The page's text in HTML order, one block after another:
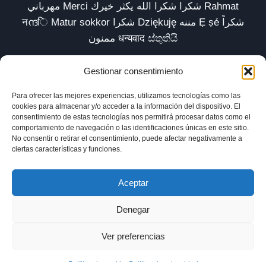
Gestionar consentimiento
Para ofrecer las mejores experiencias, utilizamos tecnologías como las
cookies para almacenar y/o acceder a la información del dispositivo. El
consentimiento de estas tecnologías nos permitirá procesar datos como el
comportamiento de navegación o las identificaciones únicas en este sitio.
No consentir o retirar el consentimiento, puede afectar negativamente a
ciertas características y funciones.
Aceptar
Denegar
Ver preferencias
مهرباني Merci شكرا شكرا الله يكثر خيرك Rahmat
नന്ദि Matur sokkor شكرا Dziękuję مننه Ẹ ṣé شكراً
ممنون धन्यवाद ස්තුතියි
Inicio Biblioteca Parábolas TV
Comunidad
Esencia
Blog
Política de privacidad
Aviso legal
Política de cookies (UE)
© 2025 xavilardell_parabolas.net